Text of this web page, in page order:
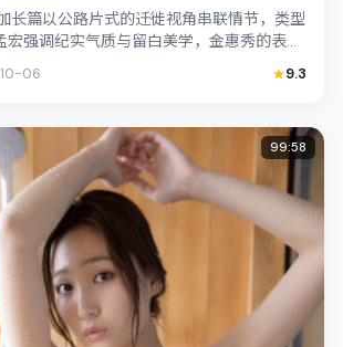
长篇以公路片式的迁徙视角串联情节，类型
强调纪实气质与留白美学，金惠秀的表演
；若你正在查找中...
06 9.3
99:58